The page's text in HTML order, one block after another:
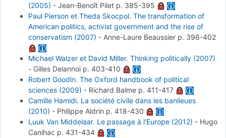
(2005) - Jean-Benoît Pilet p. 385-395
Paul Pierson et Theda Skocpol. The transformation of
American politics, activist government and the rise of
conservatism (2007) - Anne-Laure Beaussier p. 396-402
Michael Walzer et David Miller. Thinking politically (2007)
- Gilles Delannoi p. 403-410
Robert Goodin. The Oxford handbook of political
sciences (2009) - Richard Balme p. 411-417
Camille Hamidi. La société civile dans les banlieues
(2010) - Philippe Aldrin p. 418-430
Luuk Van Middelaar. Le passage à l'Europe (2012) - Hugo
Canihac p. 431-434